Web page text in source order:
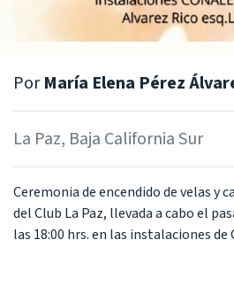
PorMaría Elena Pérez
La Paz, Baja California Sur
Ceremonia de encendido de velas y
del Club La Paz, llevada a cabo el
las 18:00 hrs. en las instalaciones de